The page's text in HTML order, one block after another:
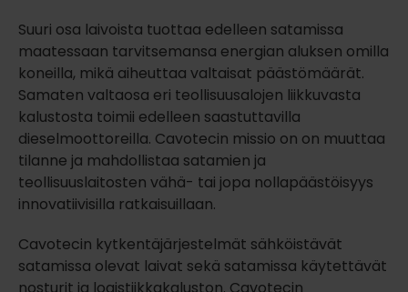
Suuri osa laivoista tuottaa edelleen satamissa
maatessaan tarvitsemansa energian aluksen omilla
koneilla, mikä aiheuttaa valtaisat päästömäärät.
Samaten valtaosa eri teollisuusalojen liikkuvasta
kalustosta toimii edelleen saastuttavilla
dieselmoottoreilla. Cavotecin missio on on muuttaa
tilanne ja mahdollistaa satamien ja
teollisuuslaitosten vähä- tai jopa nollapäästöisyys
innovatiivisilla ratkaisuillaan.
Cavotecin kytkentäjärjestelmät sähköistävät
satamissa olevat laivat sekä satamissa käytettävät
nosturit ja logistiikkakaluston. Cavotecin